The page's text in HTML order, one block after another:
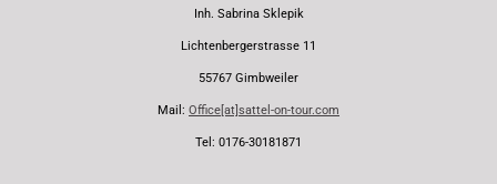
Inh. Sabrina Sklepik
Lichtenbergerstrasse 11
55767 Gimbweiler
Mail: Office[at]sattel-on-tour.com
Tel: 0176-30181871